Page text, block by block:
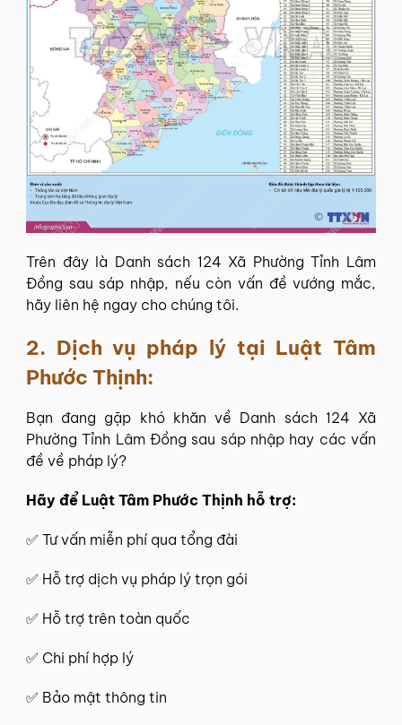
Trên đây là Danh sách 124 Xã Phường Tỉnh Lâm
Đồng sau sáp nhập, nếu còn vấn đề vướng mắc,
hãy liên hệ ngay cho chúng tôi.
2. Dịch vụ pháp lý tại Luật Tâm
Phước Thịnh:
Bạn đang gặp khó khăn về Danh sách 124 Xã
Phường Tỉnh Lâm Đồng sau sáp nhập hay các vấn
đề về pháp lý?
Hãy để Luật Tâm Phước Thịnh hỗ trợ:
✅ Tư vấn miễn phí qua tổng đài
✅ Hỗ trợ dịch vụ pháp lý trọn gói
✅ Hỗ trợ trên toàn quốc
✅ Chi phí hợp lý
✅ Bảo mật thông tin